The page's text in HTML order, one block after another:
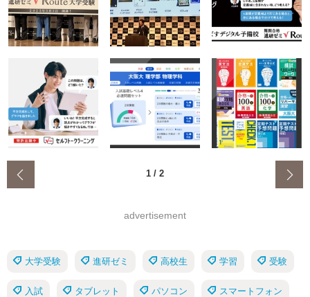
1 / 2
advertisement
大学受験 進研ゼミ 高校生 学習 受験
入試 タブレット パソコン スマートフォン